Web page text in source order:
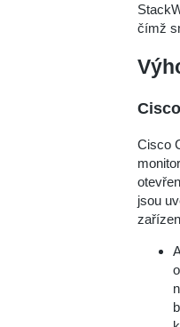
čímž
Cisco
jsou